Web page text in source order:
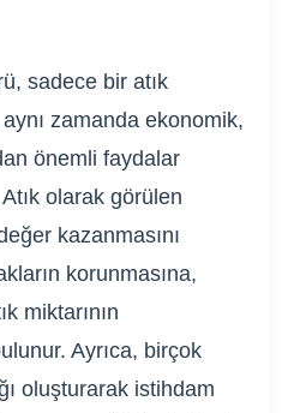
sadece bir atık
zamanda ekonomik,
önemli faydalar
olarak görülen
kazanmasını
korunmasına,
miktarının
Ayrıca, birçok
oluşturarak istihdam